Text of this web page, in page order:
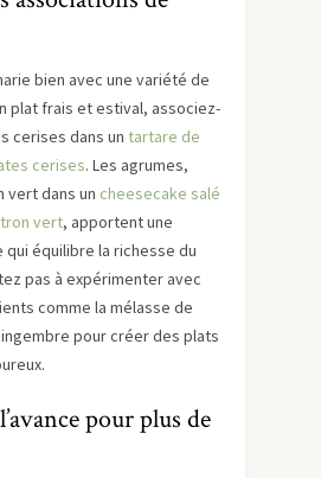
bien avec une variété de
plat frais et estival, associez-
cerises dans un tartare de
cerises. Les agrumes,
vert dans un cheesecake salé
vert, apportent une
qui équilibre la richesse du
pas à expérimenter avec
comme la mélasse de
pour créer des plats
pour plus de